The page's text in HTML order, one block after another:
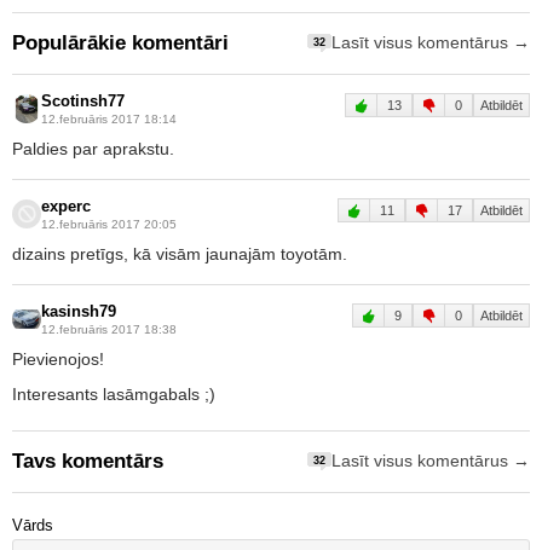
Populārākie komentāri 32 Lasīt visus komentārus →
Scotinsh77
12.februāris 2017 18:14
13 0 Atbildēt
Paldies par aprakstu.
experc
12.februāris 2017 20:05
11 17 Atbildēt
dizains pretīgs, kā visām jaunajām toyotām.
kasinsh79
12.februāris 2017 18:38
9 0 Atbildēt
Pievienojos!
Interesants lasāmgabals ;)
Tavs komentārs 32 Lasīt visus komentārus →
Vārds